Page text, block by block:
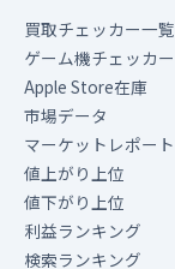
買取チェッカー一覧
ゲーム機チェッカー
Apple Store在庫
市場データ
マーケットレポート
値上がり上位
値下がり上位
利益ランキング
検索ランキング